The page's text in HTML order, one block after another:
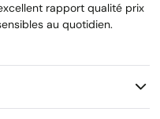
rapport qualité prix
au quotidien.